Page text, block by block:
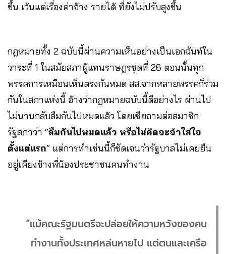
ขึ้น เว้นแต่เรื่องค่าจ้าง รายได้ ที่ยังไม่ปรับสูงขึ้น
กฎหมายทั้ง 2 ฉบับนี้ผ่านความเห็นอย่างเป็นเอกฉันท์ใน
วาระที่ 1 ในสมัยสภาผู้แทนราษฎรชุดที่ 26 ตอนนั้นทุก
พรรคการเหมือนเห็นตรงกันหมด สส.จากหลายพรรคก็ร่วม
กันในสภาแห่งนี้ อ้างว่ากฎหมายฉบับนี้ดีอย่างไร ผ่านไป
ไม่นานกลับลืมกันไปหมดแล้ว โดยเซียถามต่อสมาชิก
รัฐสภาว่า “ลืมกันไปหมดแล้ว หรือไม่คิดจะจำใส่ใจ
ตั้งแต่แรก” แต่การทำเช่นนี้ก็ชัดเจนว่ารัฐบาลไม่เคยยืน
อยู่เคียงข้างพี่น้องประชาชนคนทำงาน
“แม้คณะรัฐมนตรีจะปล่อยให้ความหวังของคน
ทำงานทั้งประเทศหล่นหายไป แต่ตนและเครือ